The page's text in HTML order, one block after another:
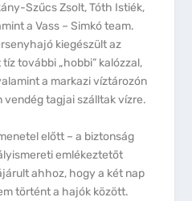
Szűcs Zsolt, Tóth Istiék,
a Vass – Simkó team.
kiegészült az
további „hobbi” kalózzal,
a markazi víztározón
tagjai szálltak vízre.
előtt – a biztonság
emlékeztetőt
ahhoz, hogy a két nap
történt a hajók között.